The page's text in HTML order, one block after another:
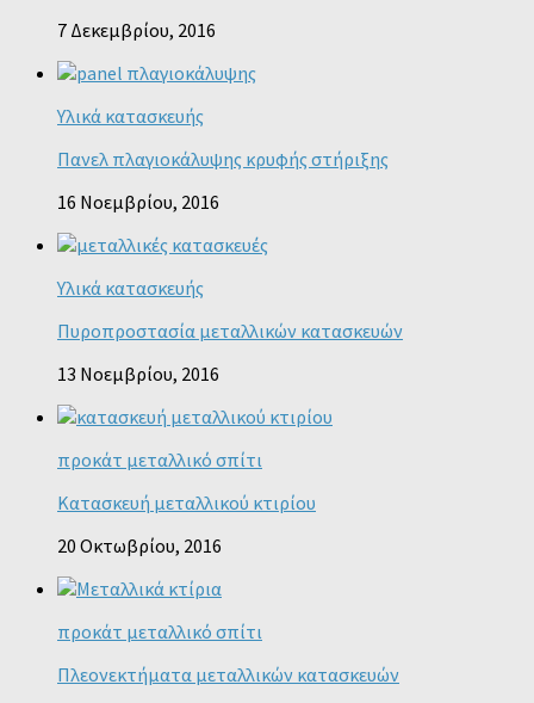
7 Δεκεμβρίου, 2016
Υλικά κατασκευής
Πανελ πλαγιοκάλυψης κρυφής στήριξης
16 Νοεμβρίου, 2016
Υλικά κατασκευής
Πυροπροστασία μεταλλικών κατασκευών
13 Νοεμβρίου, 2016
προκάτ μεταλλικό σπίτι
Κατασκευή μεταλλικού κτιρίου
20 Οκτωβρίου, 2016
προκάτ μεταλλικό σπίτι
Πλεονεκτήματα μεταλλικών κατασκευών